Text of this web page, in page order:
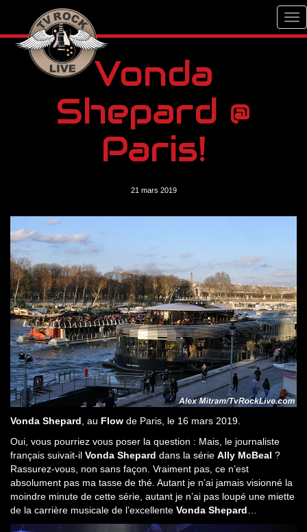
Vonda
Shepard @
Paris!
21 mars 2019
Vonda Shepard , au Flow de Paris, le 16 mars 2019.
Oui, vous pourriez vous poser la question : Mais, le journaliste
français suivait-il Vonda Shepard dans la série Ally McBeal ?
Rassurez-vous, non sans façon. Vraiment pas, ce n’est
absolument pas ma tasse de thé. Autant je n’ai jamais visionné la
moindre minute de cette série, autant je n’ai pas loupé une miette
de la carrière musicale de l’excellente Vonda Shepard